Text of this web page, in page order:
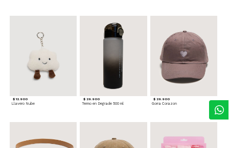
$ 12.900
Llavero Nube
$ 29.900
Termo en Degrade 500 ml
$ 29.900
Gorra Corazon